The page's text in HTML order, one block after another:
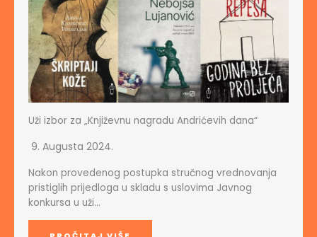
Uži izbor za „Književnu nagradu Andrićevih dana“
9. Augusta 2024.
Nakon provedenog postupka stručnog vrednovanja
pristiglih prijedloga u skladu s uslovima Javnog
konkursa u uži…